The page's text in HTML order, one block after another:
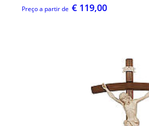
Preço a partir de € 119,00